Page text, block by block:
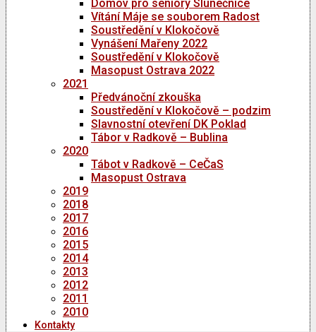
Domov pro seniory Slunečnice
Vítání Máje se souborem Radost
Soustředění v Klokočově
Vynášení Mařeny 2022
Soustředění v Klokočově
Masopust Ostrava 2022
2021
Předvánoční zkouška
Soustředění v Klokočově – podzim
Slavnostní otevření DK Poklad
Tábor v Radkově – Bublina
2020
Tábot v Radkově – CeČaS
Masopust Ostrava
2019
2018
2017
2016
2015
2014
2013
2012
2011
2010
Kontakty